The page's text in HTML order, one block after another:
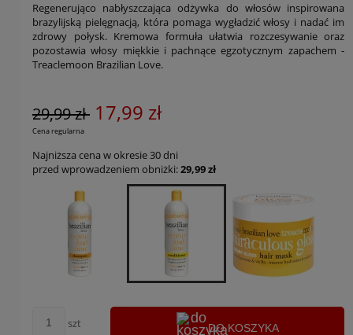
Regenerująco nabłyszczająca odżywka do włosów inspirowana
brazylijską pielęgnacją, która pomaga wygładzić włosy i nadać im
zdrowy połysk. Kremowa formuła ułatwia rozczesywanie oraz
pozostawia włosy miękkie i pachnące egzotycznym zapachem -
Treaclemoon Brazilian Love.
29,99 zł
Cena regularna
17,99 zł
Najniższa cena w okresie 30 dni
przed wprowadzeniem obniżki:29,99 zł
szt DO KOSZYKA